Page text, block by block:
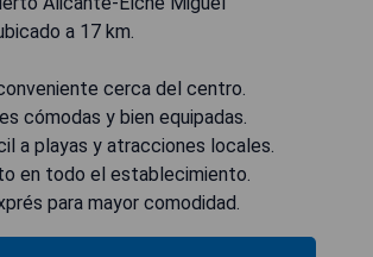
a 17 km.
cerca del centro.
cómodas y bien equipadas.
a playas y atracciones locales.
en todo el establecimiento.
para mayor comodidad.